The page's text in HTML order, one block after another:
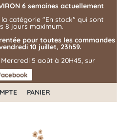
6 semaines actuellement
catégorie "En stock" qui sont
8 jours maximum.
pour toutes les commandes
10 juillet, 23h59.
5 août à 20H45, sur
PANIER